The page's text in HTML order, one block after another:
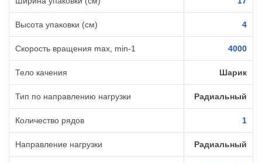
Высота упаковки (см) 4
Cкорость вращения max, min-1 4000
Тело качения Шарик
Тип по направлению нагрузки Радиальный
Количество рядов 1
Направление нагрузки Радиальный